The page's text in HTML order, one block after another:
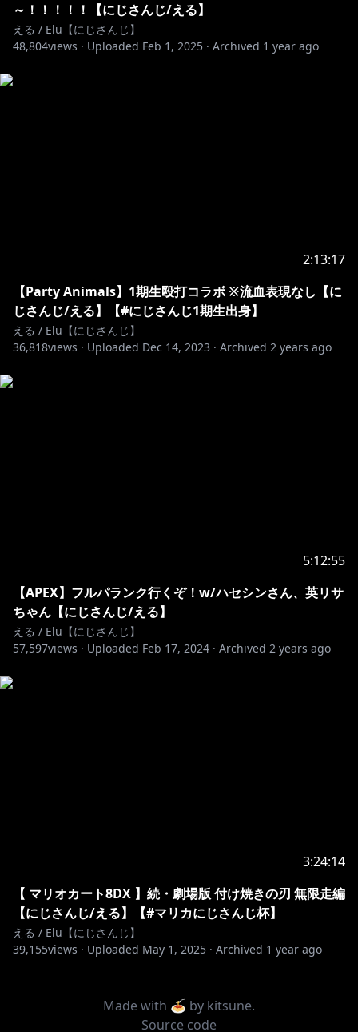
～！！！！！【にじさんじ/える】
える / Elu【にじさんじ】
48,804views · Uploaded Feb 1, 2025 · Archived 1 year ago
2:13:17
【Party Animals】1期生殴打コラボ ※流血表現なし【に
じさんじ/える】【#にじさんじ1期生出身】
える / Elu【にじさんじ】
36,818views · Uploaded Dec 14, 2023 · Archived 2 years ago
5:12:55
【APEX】フルパランク行くぞ！w/ハセシンさん、英リサ
ちゃん【にじさんじ/える】
える / Elu【にじさんじ】
57,597views · Uploaded Feb 17, 2024 · Archived 2 years ago
3:24:14
【 マリオカート8DX 】続・劇場版 付け焼きの刃 無限走編
【にじさんじ/える】【#マリカにじさんじ杯】
える / Elu【にじさんじ】
39,155views · Uploaded May 1, 2025 · Archived 1 year ago
Made with 🍝 by kitsune.
Source code